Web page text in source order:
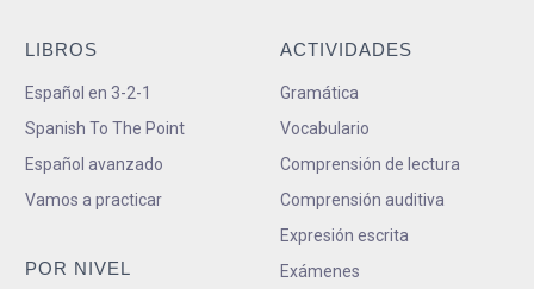
LIBROS
Español en 3-2-1
Spanish To The Point
Español avanzado
Vamos a practicar
POR NIVEL
ACTIVIDADES
Gramática
Vocabulario
Comprensión de lectura
Comprensión auditiva
Expresión escrita
Exámenes